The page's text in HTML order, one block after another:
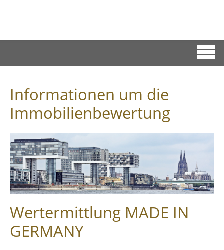
Informationen um die
Immobilienbewertung
Wertermittlung MADE IN
GERMANY